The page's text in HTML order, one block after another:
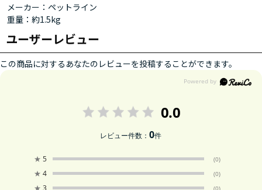
メーカー：ペットライン
重量：約1.5kg
ユーザーレビュー
この商品に対するあなたのレビューを投稿することができます。
0.0
レビュー件数：0件
★ 5 (0)
★ 4 (0)
★ 3 (0)